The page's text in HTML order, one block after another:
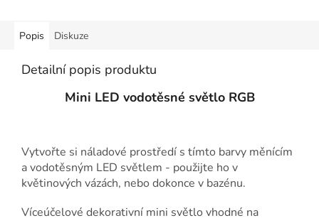
Popis Diskuze
Detailní popis produktu
Mini LED vodotěsné světlo RGB
Vytvořte si náladové prostředí s tímto barvy měnícím
a vodotěsným LED světlem - použijte ho v
květinových vázách, nebo dokonce v bazénu.
Víceúčelové dekorativní mini světlo vhodné na